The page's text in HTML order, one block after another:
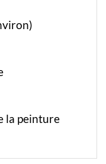
la peinture